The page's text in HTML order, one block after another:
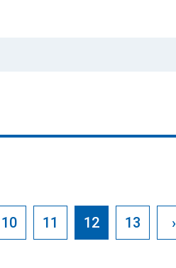
10 11 12 13 ›